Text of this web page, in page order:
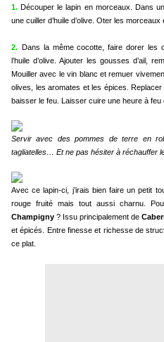
1. Découper le lapin en morceaux. Dans
une cuiller d’huile d’olive. Oter les morceaux
2. Dans la même cocotte, faire dorer les
l’huile d’olive. Ajouter les gousses d’ail,
Mouiller avec le vin blanc et remuer
olives, les aromates et les épices.
baisser le feu. Laisser cuire une heure à feu
Servir avec des pommes de terre en
tagliatelles… Et ne pas hésiter à réchauffer
Avec ce lapin-ci, j’irais bien faire un petit
rouge fruité mais tout aussi charnu.
Champigny ? Issu principalement de
et épicés. Entre finesse et richesse de
ce plat.